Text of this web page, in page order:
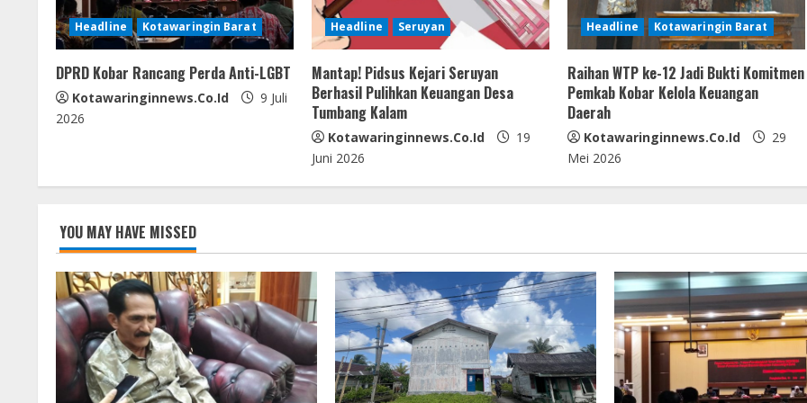
R
e
a
d
g
Headline Kotawaringin Barat
DPRD Kobar Rancang Perda Anti-LGBT
Kotawaringinnews.co.id
9 Juli
2026
Headline Seruyan
Mantap! Pidsus Kejari Seruyan
Berhasil Pulihkan Keuangan Desa
Tumbang Kalam
Kotawaringinnews.co.id
19
Juni 2026
Headline Kotawaringin Barat
Raihan WTP ke-12 Jadi Bukti Komitmen
Pemkab Kobar Kelola Keuangan
Daerah
Kotawaringinnews.co.id
29
Mei 2026
YOU MAY HAVE MISSED